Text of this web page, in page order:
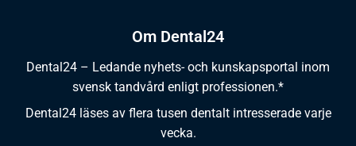
Om Dental24
Dental24 – Ledande nyhets- och kunskapsportal inom
svensk tandvård enligt professionen.*
Dental24 läses av flera tusen dentalt intresserade varje
vecka.